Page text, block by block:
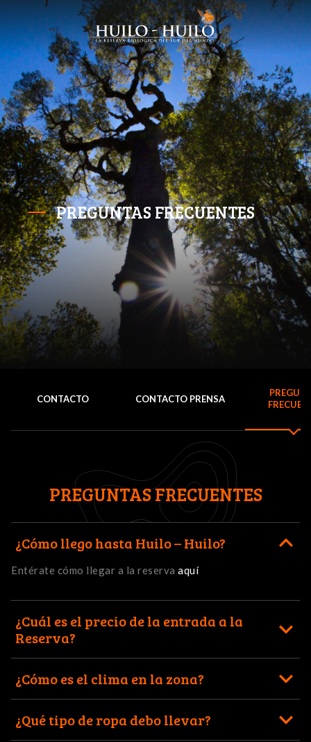
PREGUNTAS FRECUENTES
CONTACTO CONTACTO PRENSA
PREGUNTAS FRECUENTES
¿Cómo llego hasta Huilo – Huilo?
Entérate cómo llegar a la reserva aquí
¿Cuál es el precio de la entrada a la
Reserva?
¿Cómo es el clima en la zona?
¿Qué tipo de ropa debo llevar?